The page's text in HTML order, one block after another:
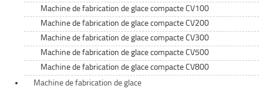
Machine de fabrication de glace compacte CV100
Machine de fabrication de glace compacte CV200
Machine de fabrication de glace compacte CV300
Machine de fabrication de glace compacte CV500
Machine de fabrication de glace compacte CV800
Machine de fabrication de glace